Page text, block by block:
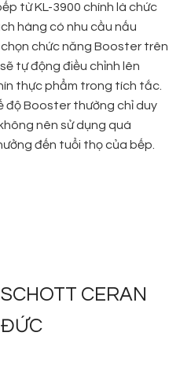
từ KL-3900 chính là chức
hàng có nhu cầu nấu
chức năng Booster trên
tự động điều chỉnh lên
thực phẩm trong tích tắc.
độ Booster thường chỉ duy
nên sử dụng quá
đến tuổi thọ của bếp.
CERAN